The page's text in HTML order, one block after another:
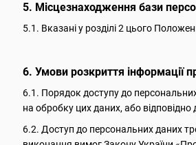
5. Місцезнаходження бази
5.1. Вказані у розділі 2 цього
6. Умови розкриття інформації
6.1. Порядок доступу до
на обробку цих даних, або
6.2. Доступ до персональних даних